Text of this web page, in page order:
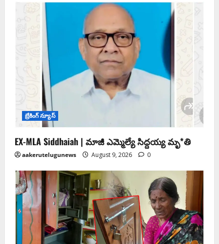
బ్రేకింగ్ న్యూస్
EX-MLA Siddhaiah | మాజీ ఎమ్మెల్యే సిద్దయ్య మృ*తి
aakerutelugunews August 9, 2026 0